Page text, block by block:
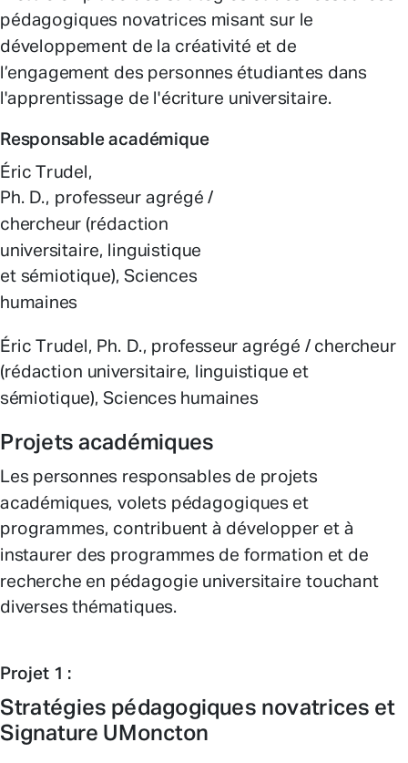
pédagogiques novatrices misant sur le
développement de la créativité et de
l’engagement des personnes étudiantes dans
l'apprentissage de l'écriture universitaire.
Responsable académique
Éric Trudel,
Ph. D., professeur agrégé /
chercheur (rédaction
universitaire, linguistique
et sémiotique), Sciences
humaines
Éric Trudel, Ph. D., professeur agrégé / chercheur
(rédaction universitaire, linguistique et
sémiotique), Sciences humaines
Projets académiques
Les personnes responsables de projets
académiques, volets pédagogiques et
programmes, contribuent à développer et à
instaurer des programmes de formation et de
recherche en pédagogie universitaire touchant
diverses thématiques.
Projet 1 :
Stratégies pédagogiques novatrices et
Signature UMoncton